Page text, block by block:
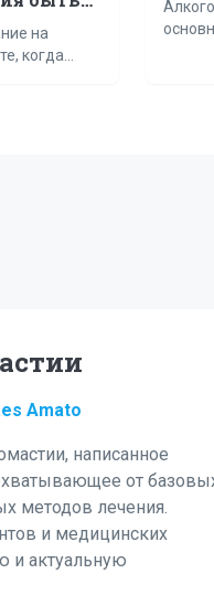
на
когда
Amato
написанное
от
методов лечения.
и медицинских
и актуальную